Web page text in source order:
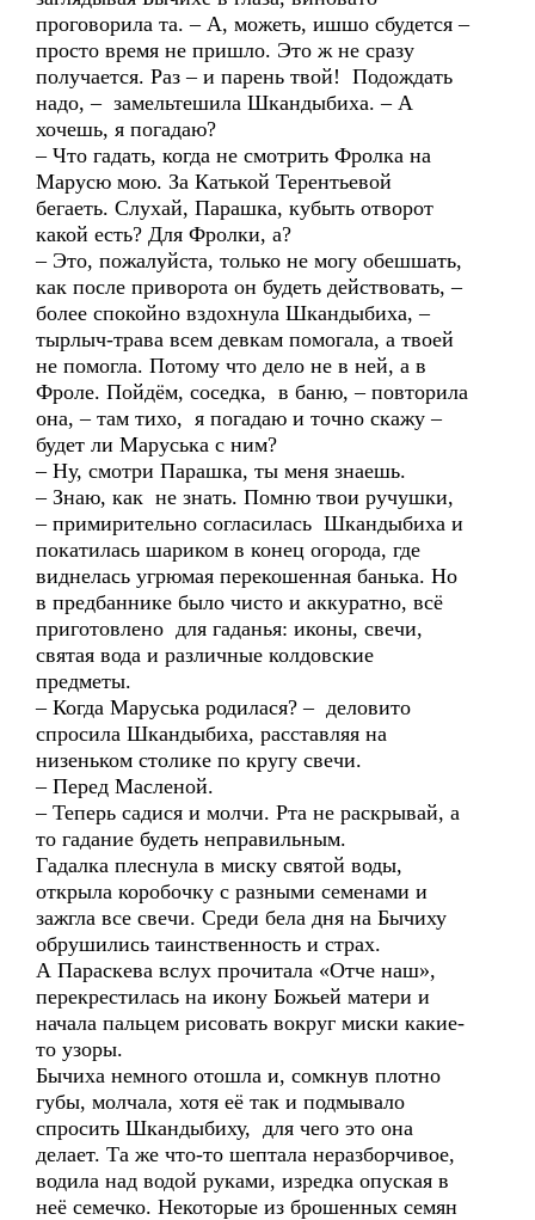
проговорила та. – А, можеть, ишшо сбудется –
просто время не пришло. Это ж не сразу
получается. Раз – и парень твой! Подождать
надо, – замельтешила Шкандыбиха. – А
хочешь, я погадаю?
– Что гадать, когда не смотрить Фролка на
Марусю мою. За Катькой Терентьевой
бегаеть. Слухай, Парашка, кубыть отворот
какой есть? Для Фролки, а?
– Это, пожалуйста, только не могу обешшать,
как после приворота он будеть действовать, –
более спокойно вздохнула Шкандыбиха, –
тырлыч-трава всем девкам помогала, а твоей
не помогла. Потому что дело не в ней, а в
Фроле. Пойдём, соседка, в баню, – повторила
она, – там тихо, я погадаю и точно скажу –
будет ли Маруська с ним?
– Ну, смотри Парашка, ты меня знаешь.
– Знаю, как не знать. Помню твои ручушки,
– примирительно согласилась Шкандыбиха и
покатилась шариком в конец огорода, где
виднелась угрюмая перекошенная банька. Но
в предбаннике было чисто и аккуратно, всё
приготовлено для гаданья: иконы, свечи,
святая вода и различные колдовские
предметы.
– Когда Маруська родилася? – деловито
спросила Шкандыбиха, расставляя на
низеньком столике по кругу свечи.
– Перед Масленой.
– Теперь садися и молчи. Рта не раскрывай, а
то гадание будеть неправильным.
Гадалка плеснула в миску святой воды,
открыла коробочку с разными семенами и
зажгла все свечи. Среди бела дня на Бычиху
обрушились таинственность и страх.
А Параскева вслух прочитала «Отче наш»,
перекрестилась на икону Божьей матери и
начала пальцем рисовать вокруг миски какие-
то узоры.
Бычиха немного отошла и, сомкнув плотно
губы, молчала, хотя её так и подмывало
спросить Шкандыбиху, для чего это она
делает. Та же что-то шептала неразборчивое,
водила над водой руками, изредка опуская в
неё семечко. Некоторые из брошенных семян